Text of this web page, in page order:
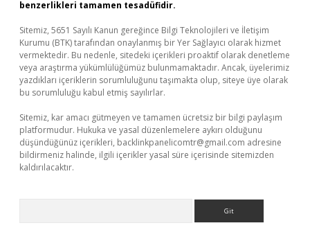
benzerlikleri tamamen tesadüfidir.
Sitemiz, 5651 Sayılı Kanun gereğince Bilgi Teknolojileri ve İletişim
Kurumu (BTK) tarafından onaylanmış bir Yer Sağlayıcı olarak hizmet
vermektedir. Bu nedenle, sitedeki içerikleri proaktif olarak denetleme
veya araştırma yükümlülüğümüz bulunmamaktadır. Ancak, üyelerimiz
yazdıkları içeriklerin sorumluluğunu taşımakta olup, siteye üye olarak
bu sorumluluğu kabul etmiş sayılırlar.
Sitemiz, kar amacı gütmeyen ve tamamen ücretsiz bir bilgi paylaşım
platformudur. Hukuka ve yasal düzenlemelere aykırı olduğunu
düşündüğünüz içerikleri, backlinkpanelicomtr@gmail.com adresine
bildirmeniz halinde, ilgili içerikler yasal süre içerisinde sitemizden
kaldırılacaktır.